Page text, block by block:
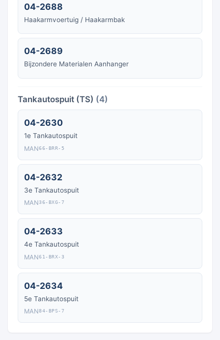
04-2688
Haakarmvoertuig / Haakarmbak
04-2689
Bijzondere Materialen Aanhanger
Tankautospuit (TS) (4)
04-2630
1e Tankautospuit
MAN66-BRR-5
04-2632
3e Tankautospuit
MAN36-BXG-7
04-2633
4e Tankautospuit
MAN61-BRX-3
04-2634
5e Tankautospuit
MAN84-BPS-7